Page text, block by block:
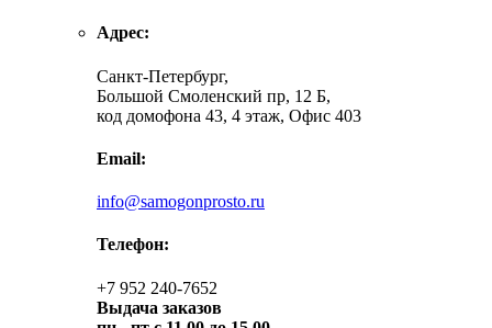
Адрес:
Санкт-Петербург,
Большой Смоленский пр, 12 Б,
код домофона 43, 4 этаж, Офис 403
Email:
info@samogonprosto.ru
Телефон:
+7 952 240-7652
Выдача заказов